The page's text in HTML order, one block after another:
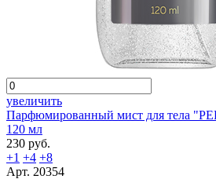
увеличить
Парфюмированный мист для тела
120 мл
230 руб.
+1 +4 +8
Арт. 20354